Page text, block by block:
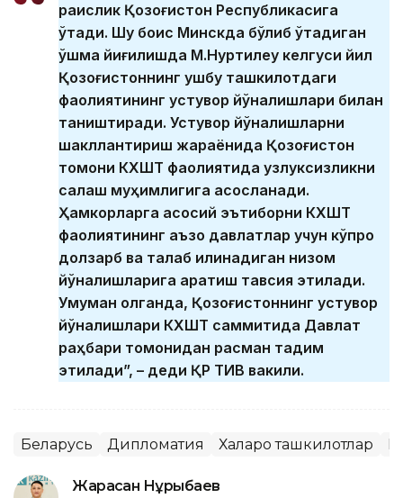
раислик Қозоғистон Республикасига
ўтади. Шу боис Минскда бўлиб ўтадиган
қўшма йиғилишда М.Нуртилеу келгуси йил
Қозоғистоннинг ушбу ташкилотдаги
фаолиятининг устувор йўналишлари билан
таништиради. Устувор йўналишларни
шакллантириш жараёнида Қозоғистон
томони КХШТ фаолиятида узлуксизликни
сақлаш муҳимлигига асосланади.
Ҳамкорларга асосий эътиборни КХШТ
фаолиятининг аъзо давлатлар учун кўпроқ
долзарб ва талаб қилинадиган низом
йўналишларига қаратиш тавсия этилади.
Умуман олганда, Қозоғистоннинг устувор
йўналишлари КХШТ саммитида Давлат
раҳбари томонидан расман тақдим
этилади”, – деди ҚР ТИВ вакили.
Беларусь Дипломатия Халқаро ташкилотлар
Жарасқан Нұрыбаев